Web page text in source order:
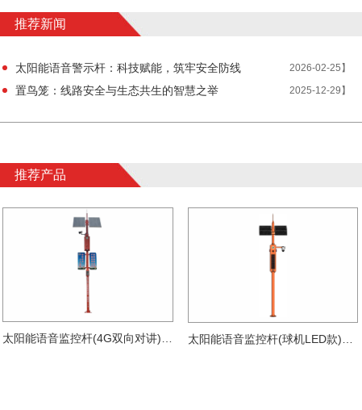
推荐新闻
太阳能语音警示杆：科技赋能，筑牢安全防线 2026-02-25】
置鸟笼：线路安全与生态共生的智慧之举 2025-12-29】
推荐产品
太阳能语音监控杆(4G双向对讲)HFY-JKC1000